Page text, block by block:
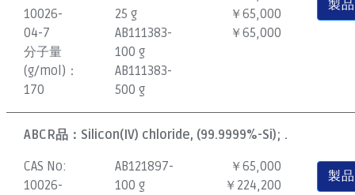
10026-
04-7
分子量
(g/mol)：
170
25 g
AB111383-
100 g
AB111383-
500 g
￥65,000
￥65,000
製
ABCR品： Silicon(IV) chloride, (99.9999%-Si); .
CAS No:
10026-
AB121897-
100 g
￥65,000
￥224,200
製